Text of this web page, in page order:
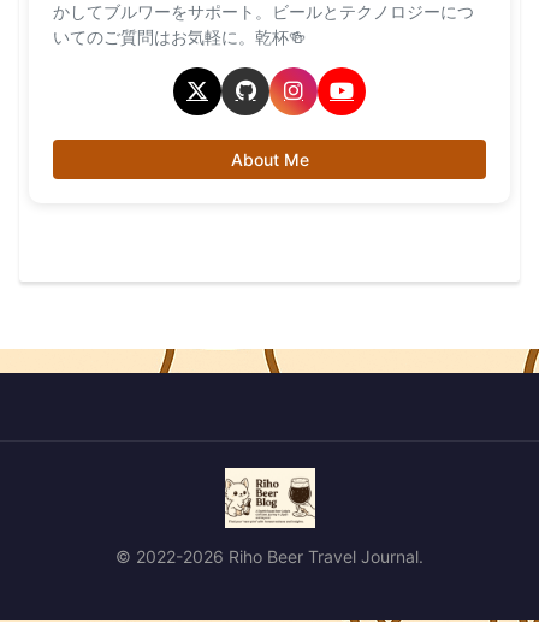
かしてブルワーをサポート。ビールとテクノロジーにつ
いてのご質問はお気軽に。乾杯🍻
About Me
© 2022-2026 Riho Beer Travel Journal.